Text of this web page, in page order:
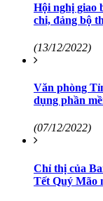
Hội nghị giao
chi, đảng bộ
(13/12/2022)
Văn phòng
dụng phần
(07/12/2022)
Chỉ thị của
Tết Quý Mão